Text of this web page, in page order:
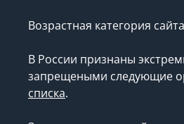
Возрастная категория
В России признаны
запрещеными следующие
списка.